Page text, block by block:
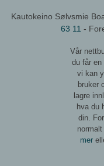
Kautokeino Sølvsmie
63 11 -
Vår
du får en
vi kan
bruker
lagre
hva du
din.
mer